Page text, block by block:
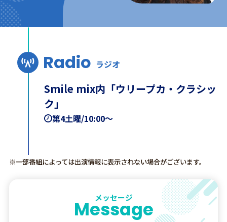
Radio ラジオ
Smile mix内「ウリープカ・クラシッ
ク」
第4土曜/10:00～
※一部番組によっては出演情報に表示されない場合がございます。
メッセージ
Message